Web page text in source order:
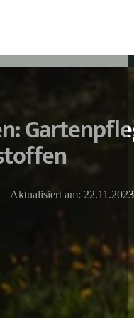
Aktualisiert am: 22.11.2023